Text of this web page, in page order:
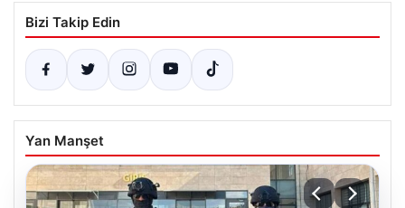
Bizi Takip Edin
Yan Manşet